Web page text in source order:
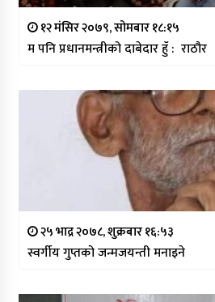
१२ मंसिर २०७९, सोमबार १८:१५
म पनि प्रधानमन्त्रीको दाबेदार हुँ : राठौर
२५ भाद्र २०७८, शुक्रबार १६:५३
स्वर्गीय गुप्तको जन्मजयन्ती मनाइने